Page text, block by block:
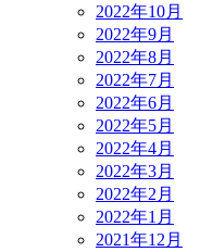
2022年10月
2022年9月
2022年8月
2022年7月
2022年6月
2022年5月
2022年4月
2022年3月
2022年2月
2022年1月
2021年12月